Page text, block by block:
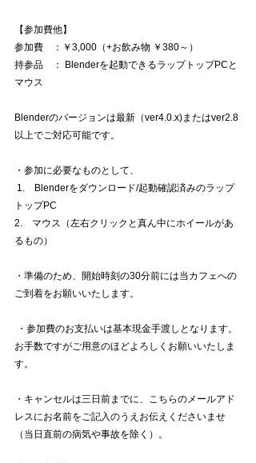
【参加費他】
参加費　：￥3,000（+お飲み物 ￥380～）
持参品　： Blenderを起動できるラップトップPCと
マウス
Blenderのバージョンは最新（ver4.0.x)またはver2.8
以上でご対応可能です。
・参加に必要なものとして、
トップPC
2.　マウス（左右クリックと真ん中にホイールがあ
るもの）
・準備のため、開始時刻の30分前には当カフェへの
ご到着をお願いいたします。
お手数ですがご用意のほどよろしくお願いいたしま
す。
・キャンセルは三日前までに、こちらのメールアド
レスにお名前をご記入のうえお伝えくださいませ
（当日直前の病気や事故を除く）。